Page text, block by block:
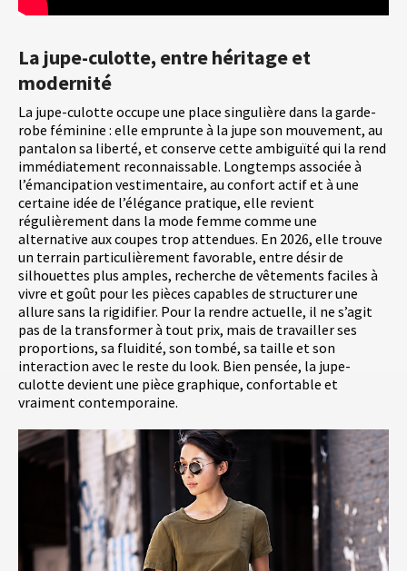
La jupe-culotte, entre héritage et
modernité
La jupe-culotte occupe une place singulière dans la garde-
robe féminine : elle emprunte à la jupe son mouvement, au
pantalon sa liberté, et conserve cette ambiguïté qui la rend
immédiatement reconnaissable. Longtemps associée à
l’émancipation vestimentaire, au confort actif et à une
certaine idée de l’élégance pratique, elle revient
régulièrement dans la mode femme comme une
alternative aux coupes trop attendues. En 2026, elle trouve
un terrain particulièrement favorable, entre désir de
silhouettes plus amples, recherche de vêtements faciles à
vivre et goût pour les pièces capables de structurer une
allure sans la rigidifier. Pour la rendre actuelle, il ne s’agit
pas de la transformer à tout prix, mais de travailler ses
proportions, sa fluidité, son tombé, sa taille et son
interaction avec le reste du look. Bien pensée, la jupe-
culotte devient une pièce graphique, confortable et
vraiment contemporaine.